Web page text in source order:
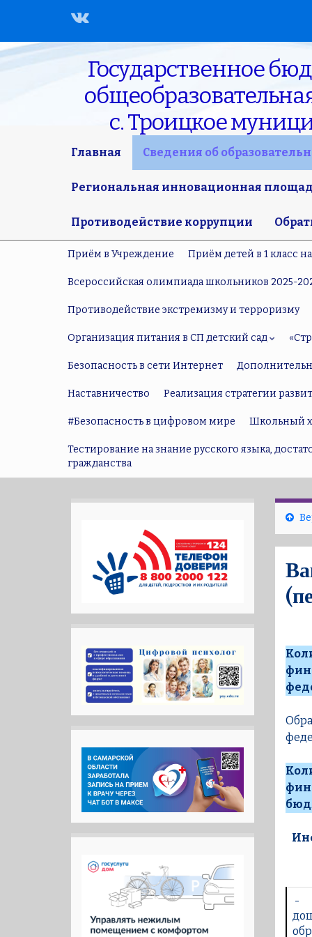
Государственное
с. Троицкое
Главная Сведения об
Региональная инновационная
Противодействие коррупции
Приём в Учреждение Приём детей в 1 класс
Всероссийская олимпиада школьников 2025-
Противодействие экстремизму и терроризму
Организация питания в СП детский сад
Безопасность в сети Интернет
Наставничество Реализация стратегии
#Безопасность в цифровом мире Школьный
Тестирование на знание русского языка,
гражданства
-